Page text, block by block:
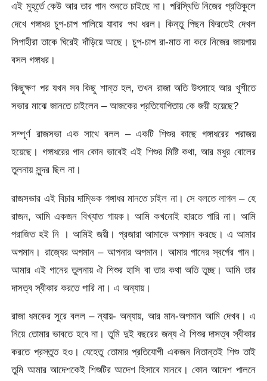
এই মুহূর্তে কেউ আর তার গান শুনতে চাইছে না। পরিস্থিতি নিজের প্রতিকুলে
দেখে গঙ্গাধর চুপ-চাপ পালিয়ে যাবার পথ ধরল। কিন্তু পিছন ফিরতেই দেখল
সিপাহীরা তাকে ঘিরেই দাঁড়িয়ে আছে। চুপ-চাপ রা-মাত না করে নিজের জায়গায়
বসল গঙ্গাধর।
কিছুক্ষণ পর যখন সব কিছু শান্ত হল, তখন রাজা অতি উৎসাহে আর খুশীতে
সভার মাঝে জানতে চাইলেন – আজকের প্রতিযোগিতায় কে জয়ী হয়েছে?
সম্পূর্ণ রাজসভা এক সাথে বলল – একটি শিশুর কাছে গঙ্গাধরের পরাজয়
হয়েছে। গঙ্গাধরের গান কোন ভাবেই এই শিশুর মিষ্টি কথা, আর মধুর বোলের
তুলনায় সুন্দর ছিল না।
রাজসভার এই বিচার দাম্ভিক গঙ্গাধর মানতে চাইল না। সে বলতে লাগল – হে
রাজন, আমি একজন বিখ্যাত গায়ক। আমি কখনোই হারতে পারি না। আমি
পরাজিত হই নি । আমিই জয়ী। প্রজারা আমাকে অপমান করছে। এ আমার
অপমান। রাজ্যের অপমান – আপনার অপমান। আমার গানের স্বর্গের গান।
আমার এই গানের তুলনায় ঐ শিশুর হাসি বা তার কথা অতি তুচ্ছ। আমি তার
দাসত্ব স্বীকার করতে পারি না। এ অন্যায়।
রাজা ধমকের সুরে বলল – ন্যায়- অন্যায়, আর মান-অপমান আমি দেখব। এ
নিয়ে তোমার ভাবতে হবে না। তুমি দুই বছরের জন্য ঐ শিশুর দাসত্ব স্বীকার
করতে প্রস্তুত হও। যেহেতু তোমার প্রতিযোগী একজন নিতান্তই শিশু তাই
তুমি আমার আদেশকেই শিশুটির আদেশ হিসাবে মানবে। কোন আদেশ পালনে